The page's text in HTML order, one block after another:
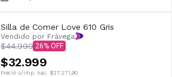
Silla de Comer Love 610 Gris
Vendido por Frávega
$44.999 26
$32.999
Precio s/imp. nac. $27.271,90